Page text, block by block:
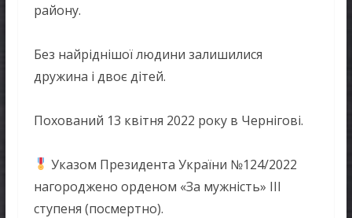
району.
Без найріднішої людини залишилися
дружина і двоє дітей.
Похований 13 квітня 2022 року в Чернігові.
Указом Президента України №124/2022
нагороджено орденом «За мужність» III
ступеня (посмертно).